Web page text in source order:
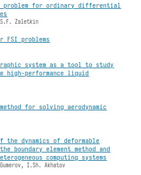
problem for ordinary differential
S.F. Zaletkin
FSI problems
system as a tool to study
high-performance liquid
for solving aerodynamic
the dynamics of deformable
boundary element method and
computing systems
I.Sh. Akhatov